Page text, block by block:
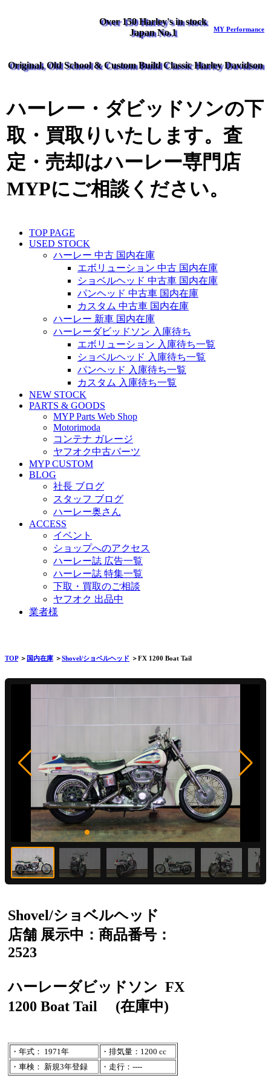
Over 150 Harley's in stock
Japan No.1
MY Performance
Original, Old School & Custom Build Classic Harley Davidson
ハーレー・ダビッドソンの下
取・買取りいたします。査
定・売却はハーレー専門店
MYPにご相談ください。
TOP PAGE
USED STOCK
ハーレー 中古 国内在庫
エボリューション 中古 国内在庫
ショベルヘッド 中古車 国内在庫
パンヘッド 中古車 国内在庫
カスタム 中古車 国内在庫
ハーレー 新車 国内在庫
ハーレーダビッドソン 入庫待ち
エボリューション 入庫待ち一覧
ショベルヘッド 入庫待ち一覧
パンヘッド 入庫待ち一覧
カスタム 入庫待ち一覧
NEW STOCK
PARTS & GOODS
MYP Parts Web Shop
Motorimoda
コンテナ ガレージ
ヤフオク中古パーツ
MYP CUSTOM
BLOG
社長 ブログ
スタッフ ブログ
ハーレー奥さん
ACCESS
イベント
ショップへのアクセス
ハーレー誌 広告一覧
ハーレー誌 特集一覧
下取・買取のご相談
ヤフオク 出品中
業者様
TOP＞ 国内在庫 ＞Shovel/ショベルヘッド ＞FX 1200 Boat Tail
Shovel/ショベルヘッド
店舗 展示中：商品番号：
2523
ハーレーダビッドソン FX
1200 Boat Tail
(在庫中)
・年式： 1971年
・排気量：1200 cc
・車検： 新規3年登録
・走行：----